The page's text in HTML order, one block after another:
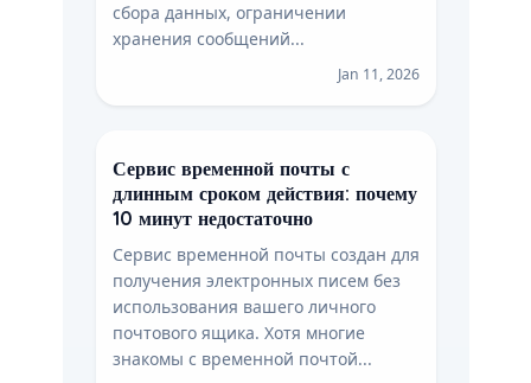
сбора данных, ограничении
хранения сообщений...
Jan 11, 2026
Сервис временной почты с
длинным сроком действия: почему
10 минут недостаточно
Сервис временной почты создан для
получения электронных писем без
использования вашего личного
почтового ящика. Хотя многие
знакомы с временной почтой...